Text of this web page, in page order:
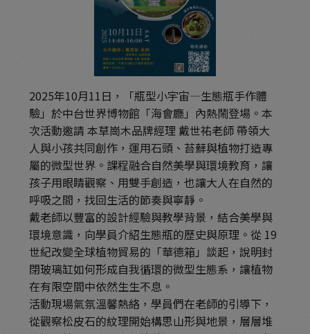
2025年10月11日，「瓶型小宇宙—生態瓶手作體
驗」於中台世界博物館「海會廳」內熱鬧登場。本
次活動邀請 本草崗木品牌經理 戴世祐老師 帶領大
人與小孩共同創作，運用石頭、苔蘚與植物打造專
屬的微型世界。課程融合自然美學與環境教育，讓
孩子用眼睛觀察、用雙手創造，也讓大人在自然的
呼吸之間，找回生活的節奏與寧靜。
戴老師以豐富的設計經驗與教學背景，結合美學與
環境意識，向學員介紹生態瓶的歷史與原理。從 19
世紀改變全球植物貿易的「華德箱」談起，說明封
閉玻璃缸如何形成自我循環的微型生態系，讓植物
在有限空間中依然生生不息。
活動現場氣氛溫馨熱絡，學員們在老師的引導下，
從觀察松皮石的紋理開始構思山形與地景，層層堆